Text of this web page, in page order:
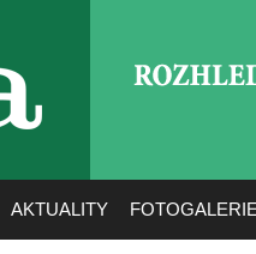
AKTUALITY